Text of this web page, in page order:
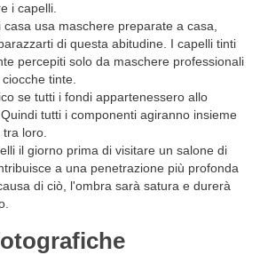
i capelli.
casa usa maschere preparate a casa,
di questa abitudine. I capelli tinti
percepiti solo da maschere professionali
tinte.
se tutti i fondi appartenessero allo
tutti i componenti agiranno insieme
tra loro.
il giorno prima di visitare un salone di
a una penetrazione più profonda
di ciò, l'ombra sarà satura e durerà